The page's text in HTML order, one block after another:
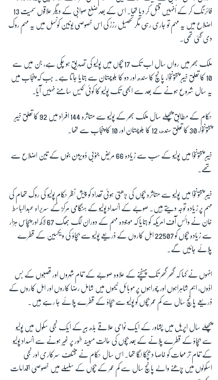
زبان
فائرنگ کر کے اُنہیں قتل کر دیا تھا۔ اس کے بعد ضلع صوابی کے دیگر علاقوں سمیت 13
اضلاع میں یہ مہم تو جاری رہی مگر تحصیل رزڑ کی اس خصوصی یونین کونسل میں یہ مہم روک
دی گئی تھی۔
ملک بھر میں رواں سال اب تک 17 بچوں میں پولیو کی تصدیق ہو چکی ہے، جن میں سے
10 کا تعلق خیبر پختونخوا، پانچ کا سندھ اور دو کا بلوچستان سے بتایا جاتا ہے۔ جب کہ پنجاب میں
یہ سال شروع ہونے کے بعد سے ابھی تک پولیو کا کوئی کیس سامنے نہیں آیا۔
حکام کے مطابق پچھلے سال ملک بھر کے پولیو سے متاثرہ 144 افراد میں 92 کا تعلق خیبر
پختونخوا، 30 کا تعلق سندھ، 12 کا بلوچستان اور 10 کا پنجاب سے تھا۔
خیبر پختونخوا میں پولیو کے سب سے زیادہ 66 مریض جنوبی ڈویژن بنوں کے تین اضلاع سے
تھے۔
خیبر پختونخوا میں پولیو سے متاثرہ بچوں کی بڑھتی ہوئی تعداد کو پیش نظر حکام پولیو کی روک تھام کی
مہم پر زیادہ توجہ دیتے ہیں۔ صوبے کے انسداد پولیو کے ہنگامی مرکز کے سربراہ عبدالباسط
خان نے وائس آف امریکہ کو بتایا کہ موجودہ مہم کے دوران لگ بھگ 67 لاکھ اور پچاس ہزار
سے زیادہ بچوں کو 22507 اہل کاروں کے ذریعے پولیو سے بچاؤ کی ویکسین کے قطرے
پلائے جائیں گے۔
انہوں نے کہا کہ گھر گھر تک پہنچنے کے علاوہ صوبے کے تمام شہروں اور قصبوں کے بس
اڈوں، اہم شاہراہوں اور چوراہوں پر موبائل ٹیموں میں شامل رضا کاروں اور اہل کاروں کے
ذریعے پانچ سال سے کم عمر بچوں کو پولیو سے بچاؤ کے قطرے پلائے جا رہے ہیں۔
پچھلے سال اپریل میں پشاور کے ایک نواحی علاقے بڈھ بیر کے ایک نجی سکول میں پولیو
سے بچاؤ کے قطرے پلانے کے بعد بچوں کی حالت مبینہ طور پر غیر ہونے سے انسداد پولیو
کے تمام تر مہمات کو خاصا دھچکا لگا تھا۔ اس سال حکام نے مختلف سرکاری اور نجی
اسکولوں میں پڑھنے والے پانچ سال سے کم عمر کے بچوں کے سلسلے میں خصوصی اقدامات